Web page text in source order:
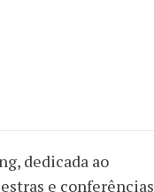
dedicada ao
e conferências